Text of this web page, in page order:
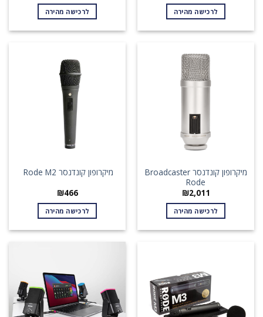
לרכישה מהירה לרכישה מהירה
מיקרופון קונדנסר Broadcaster
Rode
₪2,011
לרכישה מהירה
מיקרופון קונדנסר Rode M2
₪466
לרכישה מהירה